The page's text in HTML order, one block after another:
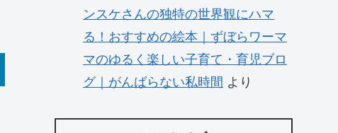
ンスケさんの独特の世界観にハマ
る！おすすめの絵本｜ずぼらワーマ
マのゆるく楽しい子育て・育児ブロ
グ｜がんばらない私時間 より